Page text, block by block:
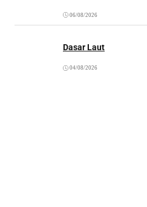
06/08/2026
Dasar Laut
04/08/2026